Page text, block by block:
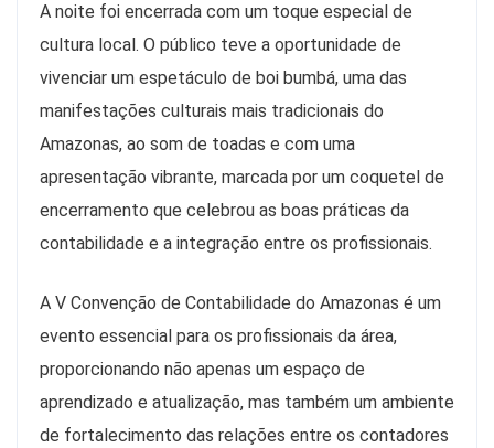
A noite foi encerrada com um toque especial de
cultura local. O público teve a oportunidade de
vivenciar um espetáculo de boi bumbá, uma das
manifestações culturais mais tradicionais do
Amazonas, ao som de toadas e com uma
apresentação vibrante, marcada por um coquetel de
encerramento que celebrou as boas práticas da
contabilidade e a integração entre os profissionais.
A V Convenção de Contabilidade do Amazonas é um
evento essencial para os profissionais da área,
proporcionando não apenas um espaço de
aprendizado e atualização, mas também um ambiente
de fortalecimento das relações entre os contadores